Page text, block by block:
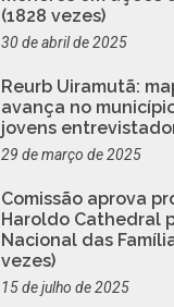
(1828 vezes)
30 de abril de 2025
Reurb Uiramutã:
avança no
jovens
29 de março de 2025
Comissão aprova
Haroldo Cathedral
Nacional das
vezes)
15 de julho de 2025